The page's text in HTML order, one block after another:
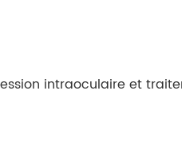
intraoculaire et